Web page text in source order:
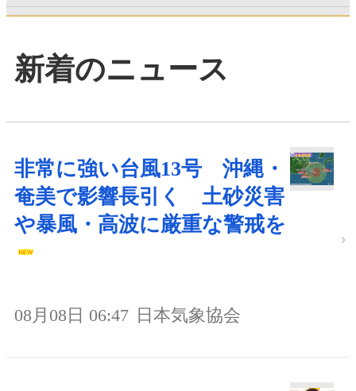
新着のニュース
非常に強い台風13号 沖縄・
奄美で影響長引く 土砂災害
や暴風・高波に厳重な警戒を
08月08日 06:47 日本気象協会